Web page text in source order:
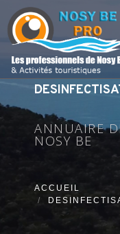
ANNUAIRE
NOSY BE
ACCUEIL